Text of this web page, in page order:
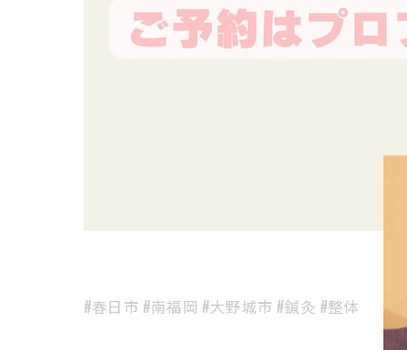
#春日市 #南福岡 #大野城市 #鍼灸 #整体